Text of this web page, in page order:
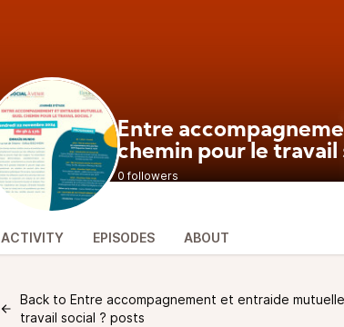
Entre
chemin pour le travail
0 followers
ACTIVITY EPISODES ABOUT
Back to Entre accompagnement et entraide
travail social ? posts